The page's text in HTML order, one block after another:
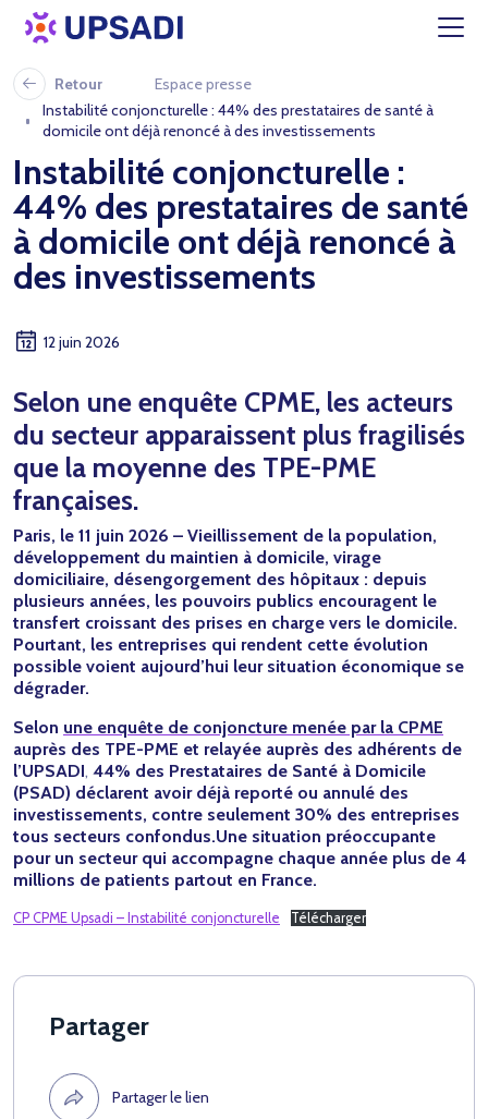
Retour
Espace presse
Instabilité conjoncturelle : 44% des prestataires de santé à
domicile ont déjà renoncé à des investissements
Instabilité conjoncturelle :
44% des prestataires de santé
à domicile ont déjà renoncé à
des investissements
12 juin 2026
Selon une enquête CPME, les acteurs
du secteur apparaissent plus fragilisés
que la moyenne des TPE-PME
françaises.
Paris, le 11 juin 2026 – Vieillissement de la population,
développement du maintien à domicile, virage
domiciliaire, désengorgement des hôpitaux : depuis
plusieurs années, les pouvoirs publics encouragent le
transfert croissant des prises en charge vers le domicile.
Pourtant, les entreprises qui rendent cette évolution
possible voient aujourd’hui leur situation économique se
dégrader.
Selon une enquête de conjoncture menée par la CPME
auprès des TPE-PME et relayée auprès des adhérents de
l’UPSADI, 44% des Prestataires de Santé à Domicile
(PSAD) déclarent avoir déjà reporté ou annulé des
investissements, contre seulement 30% des entreprises
tous secteurs confondus.Une situation préoccupante
pour un secteur qui accompagne chaque année plus de 4
millions de patients partout en France.
CP CPME Upsadi – Instabilité conjoncturelle Télécharger
Partager
Partager le lien